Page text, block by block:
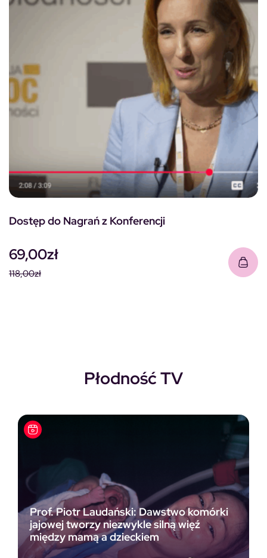
Dostęp do Nagrań z Konferencji
118,00zł
69,00zł
Płodność TV
Prof. Piotr Laudański: Dawstwo komórki
jajowej tworzy niezwykle silną więź
między mamą a dzieckiem